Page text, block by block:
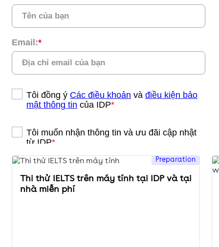
Preparation
Thi thử IELTS trên máy tính tại IDP và tại
nhà miễn phí